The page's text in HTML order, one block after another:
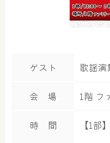
ゲスト 歌謡演
会 場 1階 フ
時 間 【1